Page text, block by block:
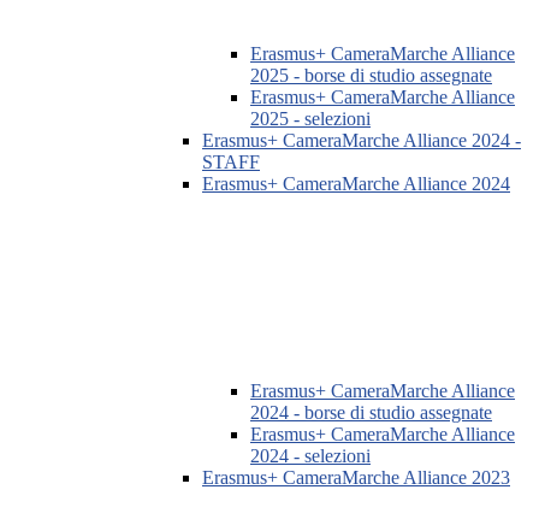
Erasmus+ CameraMarche Alliance
2025 - borse di studio assegnate
Erasmus+ CameraMarche Alliance
2025 - selezioni
Erasmus+ CameraMarche Alliance 2024 -
STAFF
Erasmus+ CameraMarche Alliance 2024
Erasmus+ CameraMarche Alliance
2024 - borse di studio assegnate
Erasmus+ CameraMarche Alliance
2024 - selezioni
Erasmus+ CameraMarche Alliance 2023